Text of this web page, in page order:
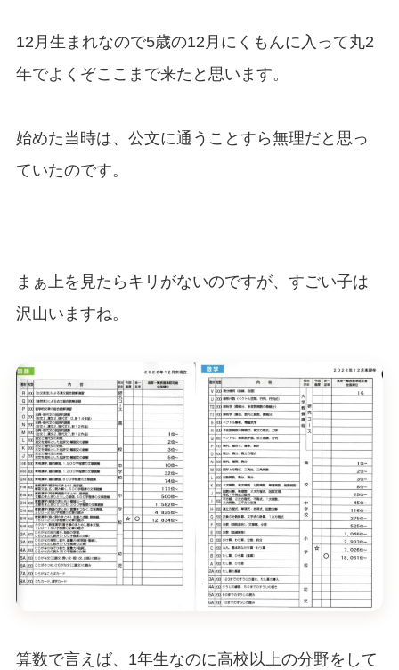
12月生まれなので5歳の12月にくもんに入って丸2
年でよくぞここまで来たと思います。
始めた当時は、公文に通うことすら無理だと思っ
ていたのです。
まぁ上を見たらキリがないのですが、すごい子は
沢山いますね。
算数で言えば、1年生なのに高校以上の分野をして